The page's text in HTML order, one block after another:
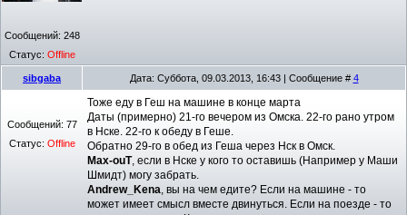
Сообщений: 248
Статус: Offline
sibgaba Дата: Суббота, 09.03.2013, 16:43 | Сообщение # 4
Сообщений: 77
Статус: Offline
Тоже еду в Геш на машине в конце марта
Даты (примерно) 21-го вечером из Омска. 22-го рано утром
в Нске. 22-го к обеду в Геше.
Обратно 29-го в обед из Геша через Нск в Омск.
Max-ouT, если в Нске у кого то оставишь (Например у Маши
Шмидт) могу забрать.
Andrew_Kena , вы на чем едите? Если на машине - то
может имеет смысл вместе двинуться. Если на поезде - то